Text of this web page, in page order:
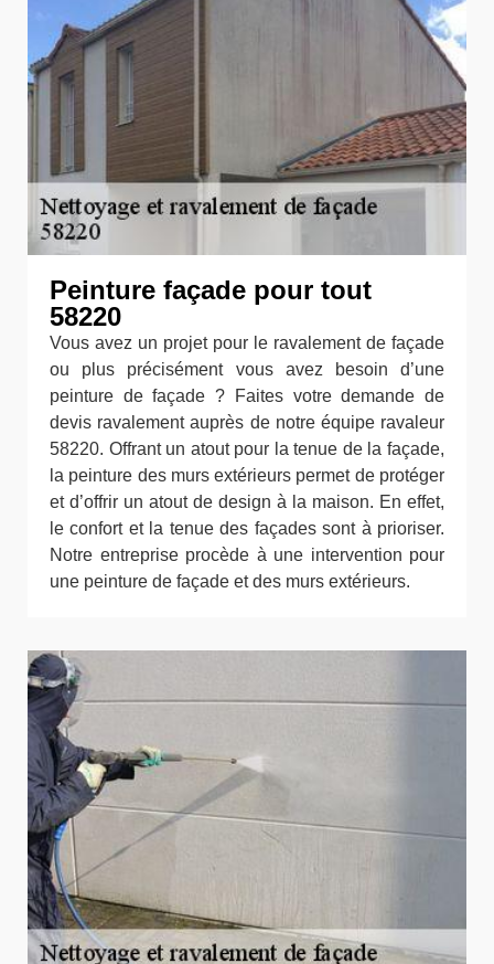
Peinture façade pour tout
58220
Vous avez un projet pour le ravalement de façade
ou plus précisément vous avez besoin d’une
peinture de façade ? Faites votre demande de
devis ravalement auprès de notre équipe ravaleur
58220. Offrant un atout pour la tenue de la façade,
la peinture des murs extérieurs permet de protéger
et d’offrir un atout de design à la maison. En effet,
le confort et la tenue des façades sont à prioriser.
Notre entreprise procède à une intervention pour
une peinture de façade et des murs extérieurs.